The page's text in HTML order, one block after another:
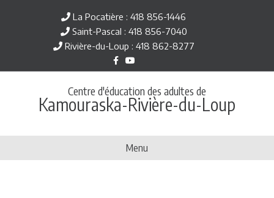
La Pocatière : 418 856-1446
Saint-Pascal : 418 856-7040
Rivière-du-Loup : 418 862-8277
Facebook
Youtube
Centre d'éducation des adultes de
Kamouraska-Rivière-du-Loup
Menu